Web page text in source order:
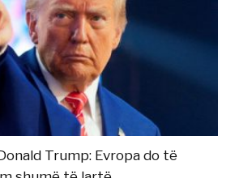
Trump: Evropa do të